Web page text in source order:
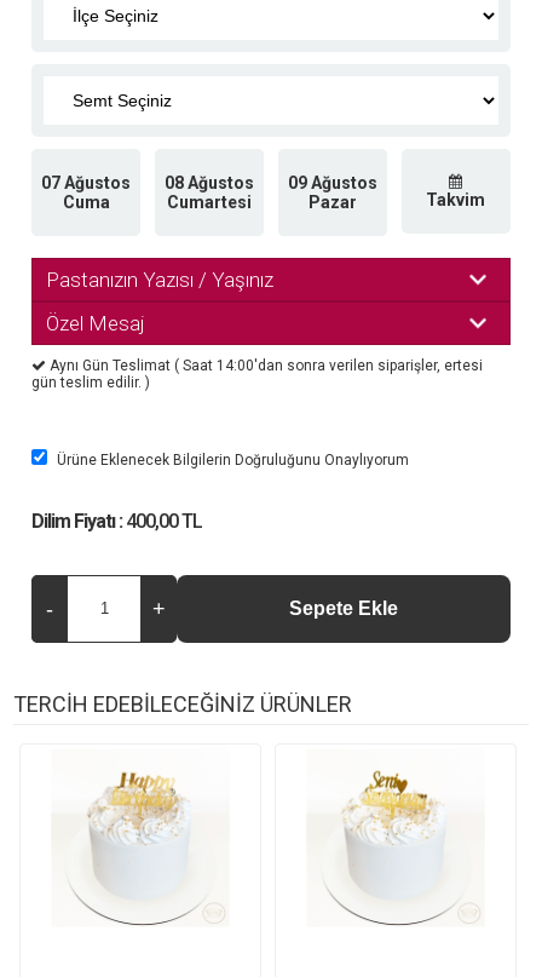
07 Ağustos
Cuma
08 Ağustos
Cumartesi
09 Ağustos
Pazar
Takvim
Pastanızın Yazısı / Yaşınız
Özel Mesaj
Aynı Gün Teslimat ( Saat 14:00'dan sonra verilen siparişler, ertesi
gün teslim edilir. )
Ürüne Eklenecek Bilgilerin Doğruluğunu Onaylıyorum
Dilim Fiyatı : 400,00 TL
TERCİH EDEBİLECEĞİNİZ ÜRÜNLER